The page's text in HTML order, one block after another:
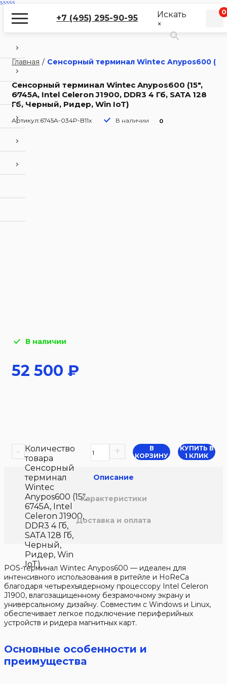
+7 (495) 295-90-95
Искать
×
0
Главная / Сенсорный терминал Wintec Anypos600
Сенсорный терминал Wintec Anypos600 (15″,
6745A, Intel Celeron J1900, DDR3 4 Гб, SATA 128
Гб, Черный, Ридер, Win IoT)
Артикул:6745A-034P-B11x В наличии 0
В наличии
52 500 ₽
-
Количество
товара
Сенсорный
терминал
Wintec
Anypos600 (15",
6745A, Intel
Celeron J1900,
DDR3 4 Гб,
SATA 128 Гб,
Черный,
Ридер, Win
IoT)
+
В
КОРЗИНУ
КУПИТЬ В
1 КЛИК
Описание
Характеристики
Доставка и оплата
POS-терминал Wintec Anypos600 — идеален для
интенсивного использования в ритейле и HoReCa
благодаря четырехъядерному процессору Intel Celeron
J1900, влагозащищенному безрамочному экрану и
универсальному дизайну. Совместим с Windows и Linux,
обеспечивает легкое подключение периферийных
устройств и ридера магнитных карт.
Основные особенности и
преимущества